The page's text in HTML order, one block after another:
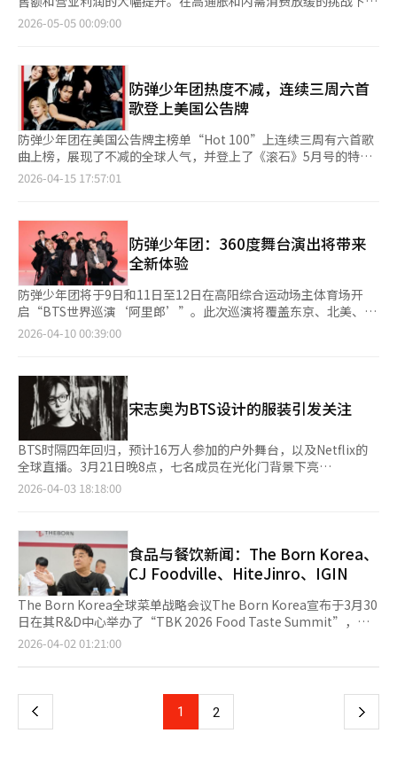
的价值，按保守的净资产价值计算，科隆体育中国的价值也有足够
的上升空间。”※ 本报道经人工智能（AI）系统翻译与编辑。
近日面向客舱乘务员征集6月份一个月的无薪休假申请，这也是该
公司继2022年新冠疫情以来时隔4年再度启动无薪休假制度。德威
的无薪休假申请。 业内人士指出，中东局势导致国际原油价格飙
升，正对韩国航空业形成直接冲击。由于低成本航空公司财务基础
相对薄弱，外界担忧其难以持续承受高油价带来的经营压力，行业
或面临新一轮整合重组。 韩国金融信息机构FnGuide数据显示，今
年第二季度，韩国6家上市航空公司合计营业亏损预计将达5162亿
韩元（约合人民币23.6亿元）。其中，今年第一季度实现644亿韩
元营业利润、连续两个季度盈利的济州航空，预计将在第二季度转
亏517亿韩元。此外，韩亚航空预计亏损2720亿韩元，德威航空预
认为，问题核心在于航空燃油价格暴涨。根据韩国航空业5月份燃
油附加费计算标准，3月16日至上月15日期间，新加坡航空燃油均
价达每桶214.71美元，约为战前水平（85.85美元）的2.5倍。通常
情况下，燃油成本约占航空公司运营成本的30%，油价大幅飙升，
使航空公司的盈利空间几乎被完全吞噬。 为削减成本，低成本航
空公司首先将刀刃指向高耗油的国际航线，大幅压缩运力。数据显
示，中东冲突爆发后，低成本航空公司已累计取消超过900个往返
航班，其中釜山航空取消212班、济州航空取消187班、真航空取
产品多样化和海外扩张取得了成效。根据4日的行业消息，乐天七
韩元，同比增长1.5%，营业利润为211亿韩元，增长62%。尽管
内需疲软和高汇率等不利因素存在，碳酸饮料、果汁、咖啡、能量
饮料等主要品类均实现增长。特别是以“Milkis”、“Let's
Be”、“芦荟汁”为代表的出口表现良好，饮料出口同比增长
13.4%。美国、欧洲、东南亚等50多个国家的市场扩展起到了关键
作用。酒类部门也保持了小幅增长，销售额为1942亿韩元，增长
0.7%，营业利润为156亿韩元，增长9.6%。尽管市场环境因经济
放缓和消费趋势变化而萎缩，但烧酒、清酒和即饮产品推动了业
74.4%。全球业务成为业绩改善的核心，销售额为3783亿韩元，
增长11.1%，营业利润激增2000%以上。全球业务在总销售额中
的比重扩大至约46%。海外子公司菲律宾法人（PCPPI）的业绩改
善尤为显著，销售额为2589亿韩元，增长1.8%，营业利润为54亿
韩元，实现了从亏损到盈利的转变。乐天七星饮料计划继续以盈利
为中心的经营策略。饮料部门推出了“七星汽水零柚子”、“百事
零糖桃味”等新产品，并通过“Hot6 The King Pine Burst”等能
量饮料增强产品竞争力。酒类部门则通过低度数产品和果味气泡酒
场的生产能力扩展和子公司盈利能力的改善。乐天七星饮料相关人
士表示：“各业务部门的盈利能力改善努力转化为业绩，饮料和全
球业务的营业利润大幅增长。未来将继续通过盈利为中心的经营提
高企业价值，强化持续增长的基础。”※ 本报道经人工智能（AI）
系统翻译与编辑。
2026-05-05 00:09:00
防弹少年团热度不减，连续三周六首
歌登上美国公告牌
防弹少年团在美国公告牌主榜单“Hot 100”上连续三周有六首歌
曲上榜，展现了不减的全球人气，并登上了《滚石》5月号的特别
封面。根据14日发布的公告牌最新榜单，防弹少年团的第五张专辑
《Hooligan》72位，《Normal》82位，《FYA》90位，专辑中
共有六首歌连续三周上榜。《阿里郎》在全球榜单上也表现出色。
《Swim》在“全球200”和“全球（不含美国）”榜单上连续三
周保持第一。专辑的13首歌曲全部进入“全球200”前50名和“全
球（不含美国）”前40名，显示了其全球影响力。防弹少年团
在“公告牌200”、“艺人100”、“数字歌曲销售”和“顶级专
辑销售”榜单上也连续三周保持第一。这是自2012年以来首次有
K-pop组合在“公告牌200”上连续三周夺冠。他们还在“黑胶专
曲”第九，显示了在专辑和音源上的均衡表现。在日本Oricon榜
单上，《阿里郎》在“周流媒体排名”中以约855万次的周播放量
连续两周排名第一。这是自2024年11月以来，海外艺人首次在该
榜单上连续两周夺冠。此外，防弹少年团还登上了《滚石》5月号
的特别封面。滚石于14日发布了防弹少年团的团体封面和采访视
频，此次项目将在包括美国、英国、法国、德国在内的全球16个国
家和地区同步发布，包含一张团体封面和七张成员个人封面。在采
访中，成员们分享了从休整期回归的心路历程。RM表示，《阿里
强调如果不再挑战，就没有继续的理由。Jin表示，如果不和团队
在一起，就没有继续活动的理由。J-Hope则表示，成员们在互补
不足的过程中再次意识到为何必须是七个人。Suga表示希望在关
注成绩的同时也能照顾彼此的健康，愉快地活动。Jimin则决心提
升自己的能力以提高团队的地位。V在服兵役期间重新调整了身
心，并规划了下一步。Jungkook透露在休整期对舞台的渴望更加
强烈。防弹少年团于9日和11日至12日在京畿道高阳综合运动场主
体育场成功举办了“BTS世界巡演‘阿里郎’”的首场演出，三场
防弹少年团时隔3年9个月推出的新作品，包含了普遍的情感共鸣，
主打歌《Swim》表达了在生活逆境中继续前行的意志。RM参与了
歌词创作，融入了防弹少年团当前面临的思考和故事。※ 本报道
2026-04-15 17:57:01
防弹少年团：360度舞台演出将带来
全新体验
防弹少年团将于9日和11日至12日在高阳综合运动场主体育场开
启“BTS世界巡演‘阿里郎’”。此次巡演将覆盖东京、北美、欧
洲、南美、亚洲等34个城市，共计85场，创下韩国歌手单次巡演
期待。成员们通过BigHit Music分享了他们的感受和看点。RM表
示：“虽然准备过程不易，但360度舞台的演出将非常有趣。”他
期待再次与全球的ARMY见面。Jin认为演唱会对歌手至关重要，他
期待感受各地的文化和演出氛围。Suga也表示：“演唱会一直是
我认为最重要的事，成员们对此次巡演充满期待。”J-Hope
称：“世界巡演总是充满快乐和幸福。”Jimin则表示：“这次演
出将与以往完全不同，希望大家期待。”V担心久未巡演会生疏，
因此加倍努力准备。Jungkook则迫不及待想站上舞台，与观众直
台上尽情奔跑，Jin则认为360度舞台将带来新鲜感。Suga期待与
观众初次见面，J-Hope认为每首歌的氛围都将不同。Jimin期待
与等待已久的ARMY见面，V对演出的整体设计充满信心。
Jungkook认为360度舞台的演出将特别且充满看点。此次巡演的
46场演出已全部售罄，包括高阳的3场演出。防弹少年团将在北美
的多个体育场进行韩国歌手首次单独演出，并在南美创造新纪录。
此外，从9日起，特许厅商标特别司法警察将在演出现场附近展开
打击K-pop假冒商品的活动，旨在阻止未经授权的商标使用，并推
广正版消费文化的重要性。※ 本报道经人工智能（AI）系统翻译与
2026-04-10 00:39:00
宋志奥为BTS设计的服装引发关注
BTS时隔四年回归，预计16万人参加的户外舞台，以及Netflix的
全球直播。3月21日晚8点，七名成员在光化门背景下亮
相，‘ARIRANG’现场表演中，吸引眼球的不仅是音乐，还有如
穿上多件衣服后形成令人印象深刻的造型时，我才觉得它完成
了。”为BTS每位成员打造回归形象的是宋志奥的创意总监宋在
宇。他结合传统盔甲的坚韧和韩服的柔韧，通过拉链、褶皱和不对
称结构设计，让舞台上的轮廓不断变化。不仅为七位成员，还为80
人的表演团队制作了服装。每位成员的舞台角色分别是：RM
为‘英雄’，Jin为‘艺术家’，Suga为‘设计者’，J-Hope
为‘声音者’，Jimin为‘诗人’，V为‘少年’，Jungkook
为‘开拓者’。Netflix表示，当天的观众达1840万人。宋总监表
示：“结合朝鲜初期战士的盔甲与艺术家、声音者的情感，旨在表
而不仅仅是简单再现。”宋志奥品牌成立于1993年，以首尔和巴
黎为基地，推出前卫男装，最近也推出了女装系列。此次合作不仅
2026-04-03 18:18:00
食品与餐饮新闻：The Born Korea、
CJ Foodville、HiteJinro、IGIN
The Born Korea全球菜单战略会议The Born Korea宣布于3月30
日在其R&D中心举办了“TBK 2026 Food Taste Summit”，旨
在加强与海外合作伙伴的合作并优化全球菜单战略。会议吸引了海
国市场的适用性和运营方案。过去，菜单开发通常是根据各国需求
延迟。为此，The Born Korea从去年年底开始收集各国的菜单需
求，制定年度计划。活动当天，白钟元与海外合作伙伴举行了座谈
2026-04-02 01:21:00
上
页
1 2 下